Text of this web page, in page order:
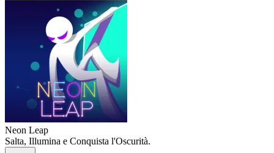
Neon Leap
Salta, Illumina e Conquista l'Oscurità.